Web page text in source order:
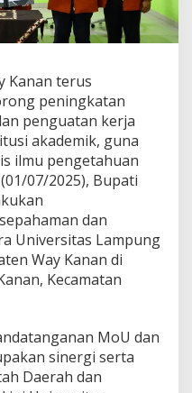
Kanan terus
peningkatan
penguatan kerja
akademik, guna
ilmu pengetahuan
07/2025), Bupati
dan
Universitas Lampung
Way Kanan di
Kecamatan
MoU dan
sinergi serta
Daerah dan